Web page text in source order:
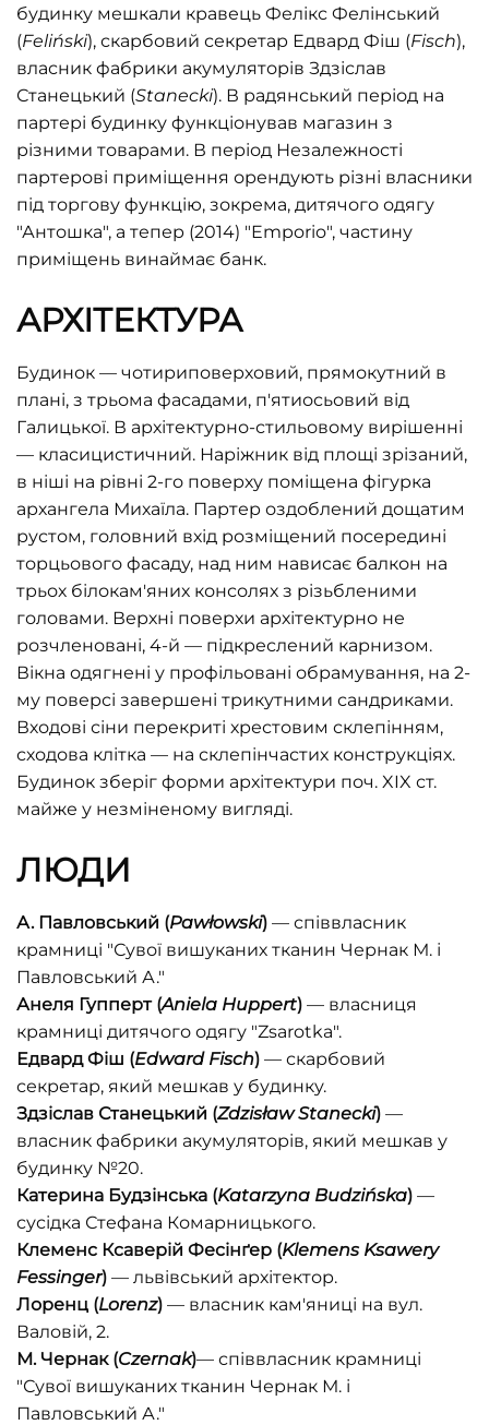
будинку мешкали кравець Фелікс Фелінський
(Feliński), скарбовий секретар Едвард Фіш (Fisch),
власник фабрики акумуляторів Здзіслав
Станецький (Stanecki). В радянський період на
партері будинку функціонував магазин з
різними товарами. В період Незалежності
партерові приміщення орендують різні власники
під торгову функцію, зокрема, дитячого одягу
"Антошка", а тепер (2014) "Emporio", частину
приміщень винаймає банк.
АРХІТЕКТУРА
Будинок — чотириповерховий, прямокутний в
плані, з трьома фасадами, п'ятиосьовий від
Галицької. В архітектурно-стильовому вирішенні
— класицистичний. Наріжник від площі зрізаний,
в ніші на рівні 2-го поверху поміщена фігурка
архангела Михаїла. Партер оздоблений дощатим
рустом, головний вхід розміщений посередині
торцьового фасаду, над ним нависає балкон на
трьох білокам'яних консолях з різьбленими
головами. Верхні поверхи архітектурно не
розчленовані, 4-й — підкреслений карнизом.
Вікна одягнені у профільовані обрамування, на 2-
му поверсі завершені трикутними сандриками.
Входові сіни перекриті хрестовим склепінням,
сходова клітка — на склепінчастих конструкціях.
Будинок зберіг форми архітектури поч. XIX ст.
майже у незміненому вигляді.
ЛЮДИ
А. Павловський (Pawłowski) — співвласник
крамниці "Сувої вишуканих тканин Чернак М. і
Павловський А."
Анеля Гупперт (Aniela Huppert) — власниця
крамниці дитячого одягу "Zsarotka".
Едвард Фіш (Edward Fisch) — скарбовий
секретар, який мешкав у будинку.
Здзіслав Станецький (Zdzisław Stanecki) —
власник фабрики акумуляторів, який мешкав у
будинку №20.
Катерина Будзінська (Katarzyna Budzińska) —
сусідка Стефана Комарницького.
Клеменс Ксаверій Фесінґер (Klemens Ksawery
Fessinger) — львівський архітектор.
Лоренц (Lorenz) — власник кам'яниці на вул.
Валовій, 2.
М. Чернак (Czernak)— співвласник крамниці
"Сувої вишуканих тканин Чернак М. і
Павловський А."